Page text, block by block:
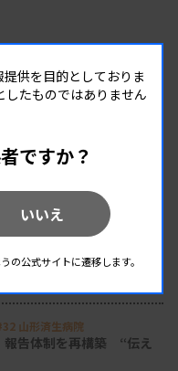
第16回］
山形済生病院
報告体制を再構築 “伝え
供を目的としておりま
したものではありません
ですか？
いいえ
公式サイトに遷移します。